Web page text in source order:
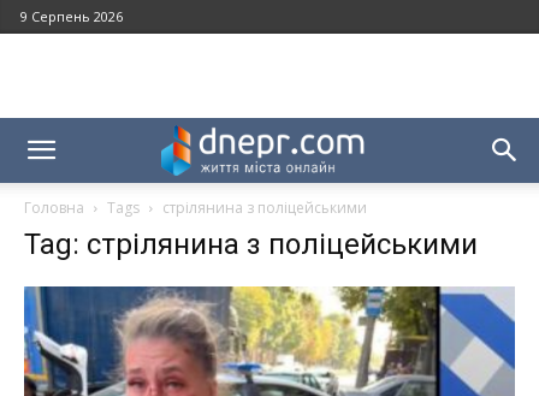
9 Серпень 2026
Головна Tags стрілянина з поліцейськими
Tag: стрілянина з поліцейськими